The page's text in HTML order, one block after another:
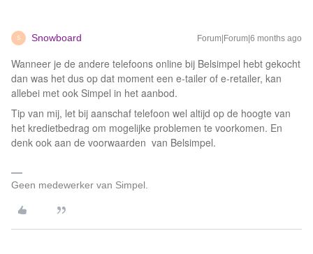
S Snowboard Forum|Forum|6 months ago
Wanneer je de andere telefoons online bij Belsimpel hebt gekocht
dan was het dus op dat moment een e-tailer of e-retailer, kan
allebei met ook Simpel in het aanbod.
Tip van mij, let bij aanschaf telefoon wel altijd op de hoogte van
het kredietbedrag om mogelijke problemen te voorkomen. En
denk ook aan de voorwaarden van Belsimpel.
Geen medewerker van Simpel.